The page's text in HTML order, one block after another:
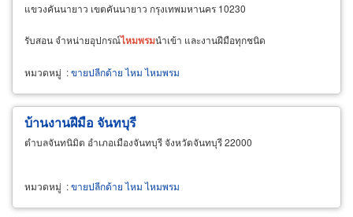
แขวงคันนายาว เขตคันนายาว กรุงเทพมหานคร 10230
รับสอน จำหน่ายอุปกรณ์ไหมพรมนำเข้า และงานฝีมือทุกชนิด
หมวดหมู่ :ขายปลีกด้าย ไหม ไหมพรม
บ้านงานฝีมือ จันทบุรี
ตำบลจันทนิมิต อำเภอเมืองจันทบุรี จังหวัดจันทบุรี 22000
หมวดหมู่ :ขายปลีกด้าย ไหม ไหมพรม